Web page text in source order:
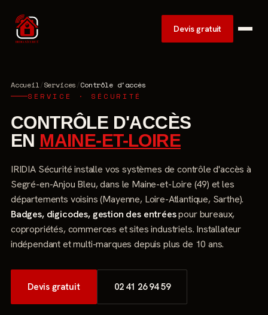
Devis gratuit
Accueil/Services/Contrôle d'accès
SERVICE · SÉCURITÉ
CONTRÔLE D'ACCÈS
EN MAINE-ET-LOIRE
IRIDIA Sécurité installe vos systèmes de contrôle d'accès à
Segré-en-Anjou Bleu, dans le Maine-et-Loire (49) et les
départements voisins (Mayenne, Loire-Atlantique, Sarthe).
Badges, digicodes, gestion des entréespour bureaux,
copropriétés, commerces et sites industriels. Installateur
indépendant et multi-marques depuis plus de 10 ans.
Devis gratuit 02 41 26 94 59